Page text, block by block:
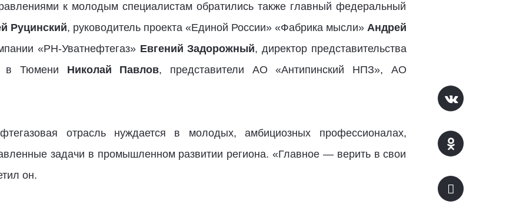
к молодым специалистам обратились также главный федеральный
Руцинский, руководитель проекта «Единой России» «Фабрика мысли» Андрей
«РН-Уватнефтегаз» Евгений Задорожный, директор представительства
в Тюмени Николай Павлов, представители АО «Антипинский НПЗ», АО
отрасль нуждается в молодых, амбициозных профессионалах,
задачи в промышленном развитии региона. «Главное — верить в свои
он.